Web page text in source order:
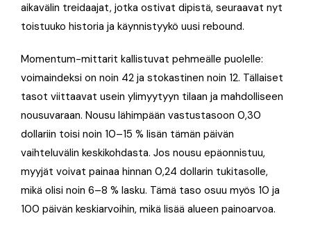
aikavälin treidaajat, jotka ostivat dipistä, seuraavat nyt
toistuuko historia ja käynnistyykö uusi rebound.
Momentum-mittarit kallistuvat pehmeälle puolelle:
voimaindeksi on noin 42 ja stokastinen noin 12. Tällaiset
tasot viittaavat usein ylimyytyyn tilaan ja mahdolliseen
nousuvaraan. Nousu lähimpään vastustasoon 0,30
dollariin toisi noin 10–15 % lisän tämän päivän
vaihteluvälin keskikohdasta. Jos nousu epäonnistuu,
myyjät voivat painaa hinnan 0,24 dollarin tukitasolle,
mikä olisi noin 6–8 % lasku. Tämä taso osuu myös 10 ja
100 päivän keskiarvoihin, mikä lisää alueen painoarvoa.